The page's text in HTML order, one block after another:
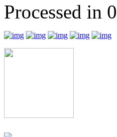
Processed in